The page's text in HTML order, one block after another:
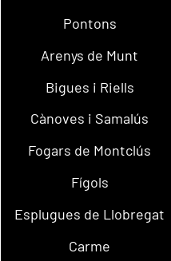
Pontons
Arenys de Munt
Bigues i Riells
Cànoves i Samalús
Fogars de Montclús
Fígols
Esplugues de Llobregat
Carme